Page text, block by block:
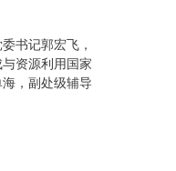
书记郭宏飞，
资源利用国家
，副处级辅导